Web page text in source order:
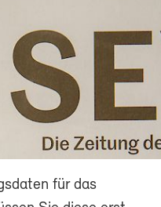
für das